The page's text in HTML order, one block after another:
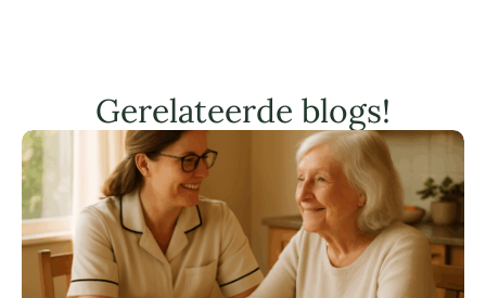
Gerelateerde blogs!